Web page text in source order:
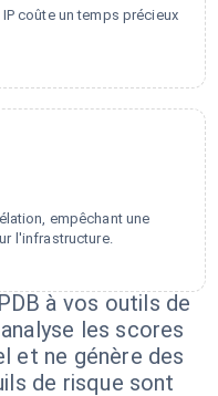
coûte un temps précieux
empêchant une
l'infrastructure.
à vos outils de
les scores
et ne génère des
de risque sont